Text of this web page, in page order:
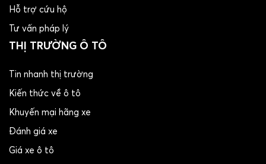
Hỗ trợ cứu hộ
Tư vấn pháp lý
THỊ TRƯỜNG Ô TÔ
Tin nhanh thị trường
Kiến thức về ô tô
Khuyến mại hãng xe
Đánh giá xe
Giá xe ô tô